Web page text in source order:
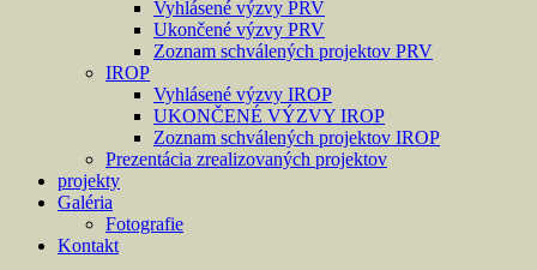
Vyhlásené výzvy PRV
Ukončené výzvy PRV
Zoznam schválených projektov PRV
IROP
Vyhlásené výzvy IROP
UKONČENÉ VÝZVY IROP
Zoznam schválených projektov IROP
Prezentácia zrealizovaných projektov
projekty
Galéria
Fotografie
Kontakt